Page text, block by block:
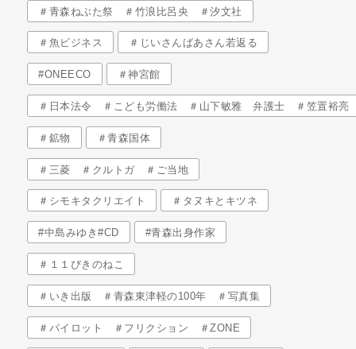
＃青森ねぶた祭 ＃竹浪比呂央 ＃汐文社
＃魚ビジネス ＃じいさんばあさん若返る
#ONEECO ＃神宮館
＃日本法令 ＃こども労働法 ＃山下敏雅 弁護士 ＃笠置裕亮
＃鉱物 ＃青森国体
＃三菱 ＃クルトガ ＃ご当地
＃シモキタクリエイト ＃タヌキとキツネ
#中島みゆき#CD #青森出身作家
＃１１ぴきのねこ
＃いき出版 ＃青森東津軽の100年 ＃写真集
＃パイロット ＃フリクション ＃ZONE